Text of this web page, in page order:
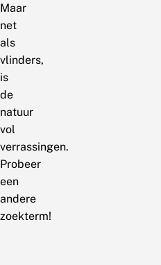
Maar
net
als
vlinders,
is
de
natuur
vol
verrassingen.
Probeer
een
andere
zoekterm!